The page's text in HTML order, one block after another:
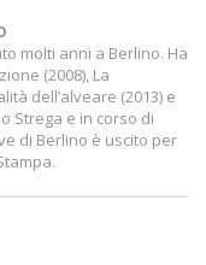
molti anni a Berlino. Ha
(2008), La
dell’alveare (2013) e
Strega e in corso di
di Berlino è uscito per